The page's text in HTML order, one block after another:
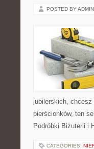
POSTED BY ADMIN
jubilerskich, chcesz
pierścionków, ten
Podróbki Biżuterii i
CATEGORIES: